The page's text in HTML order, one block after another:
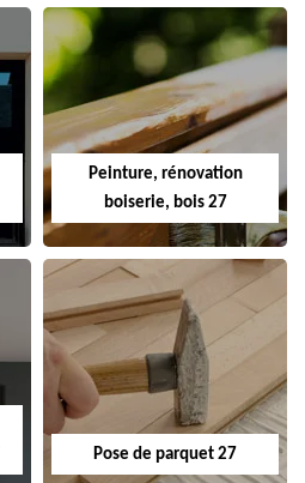
Peinture, rénovation
boiserie, bois 27
Pose de parquet 27